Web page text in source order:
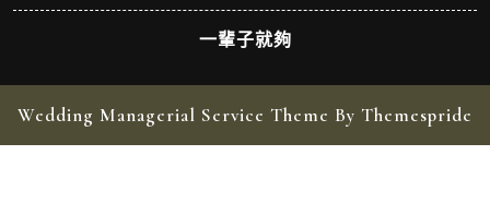
一輩子就夠
Wedding Managerial Service Theme By Themespride